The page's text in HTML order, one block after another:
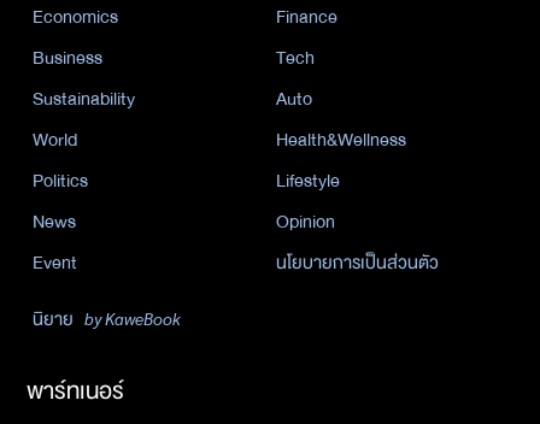
Economics
Finance
Business
Tech
Sustainability
Auto
World
Health&Wellness
Politics
Lifestyle
News
Opinion
Event
นโยบายการเป็นส่วนตัว
นิยาย by KaweBook
พาร์ทเนอร์